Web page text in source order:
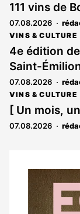
111 vins de
07.08.2026
VINS & CULTURE
4e édition
Saint-
07.08.2026
VINS & CULTURE
[ Un mois,
07.08.2026
Notre